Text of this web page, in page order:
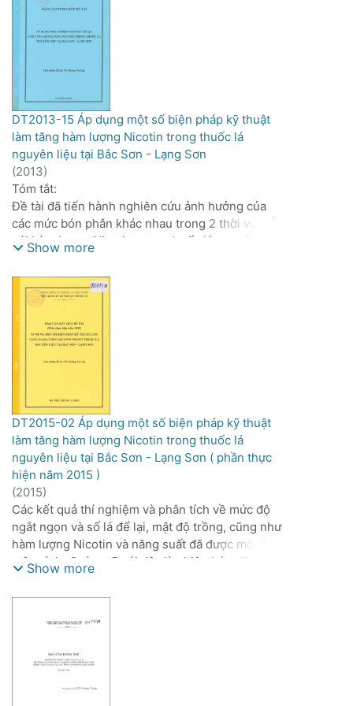
vì vậy trong năm 2012 đề tài đã tiến hành nghiên
Xây dựng qui trình kỹ thuật sản xuất hạt giống lai
Tiến hành sản xuất thử nghiệm 52ha GL2 và
Đề tài đã sử dụng các phương pháp nghiên cứu
thông dụng trong thí nghiệm đồng ruộng đối với
cây thuốc lá. Phân cấp, bình hút, phân tích theo
các tiêu chuẩn hiện hành đang được áp dụng
trong ngành thuốc lá.
Các kết quả đạt được của đề tài trong năm 2012:
Nghiên cứu xây dựng qui trình kỹ thuật sản xuất
hạt giống lai mới GL2.
Sản xuất thử giống GL2 tại Võ Nhai - Thái
DT2013-15 Áp dụng một số biện pháp kỹ thuật
làm tăng hàm lượng Nicotin trong thuốc lá
nguyên liệu tại Bắc Sơn - Lạng Sơn
(2013)
Tóm tắt:
Đề tài đã tiến hành nghiên cứu ảnh hưởng của
các mức bón phân khác nhau trong 2 thời vụ đối
với hàm lượng Nicotin trong thuốc lá nguyên liệu
tại Bắc Sơn - Lạng Sơn. Để thực hiện nghiên cứu
này, các phương pháp sau đã được áp dụng:
- Các thí nghiệm ô nhỏ được bố trí theo phương
pháp khối ngẫu nhiên và được lặp lại 3 lần.
- Việc phân cấp, bình hút và phân tích hóa hợp
thuốc lá nguyên liệu được thực hiện theo các
tiêu chuẩn và qui định của ngành thuốc lá.
- Thông qua thí nghiệm về phân bón ở các thời
vụ khác nhau, đã xác định được yếu tố chính ảnh
hưởng đến hàm lượng Nicotin trong thuốc lá
nguyên liệu tại Bắc Sơn - Lạng Sơn. Kết quả
nghiên cứu cho thấy việc tăng lượng bón (đặc
biệt là đạm) đã dẫn đến sự tăng đáng kể của hàm
lượng Nicotin trong thuốc lá nguyên liệu. Đồng
thời, lượng bón trong thời vụ 2 (Xuân chính vụ)
đã gây ra mức tăng cao hơn so với thời vụ 1
(Xuân sớm).
- Mặc dù lượng đạm bón tăng lên, nhưng không
- Việc tăng lượng phân bón không chỉ làm tăng
chất lượng sản phẩm cuối cùng.
Show more
DT2015-02 Áp dụng một số biện pháp kỹ thuật
làm tăng hàm lượng Nicotin trong thuốc lá
nguyên liệu tại Bắc Sơn - Lạng Sơn ( phần thực
hiện năm 2015 )
(2015)
Các kết quả thí nghiệm và phân tích về mức độ
ngắt ngọn và số lá để lại, mật độ trồng, cũng như
hàm lượng Nicotin và năng suất đã được mô tả
một cách rõ ràng. Dưới đây là phiên bản đã sửa
lỗi chính tả:
để lại khác nhau, mật độ trồng khác nhau và 2
Nicotin đã cho thấy: Khi ngắt ngọn để lại số lá
Show more